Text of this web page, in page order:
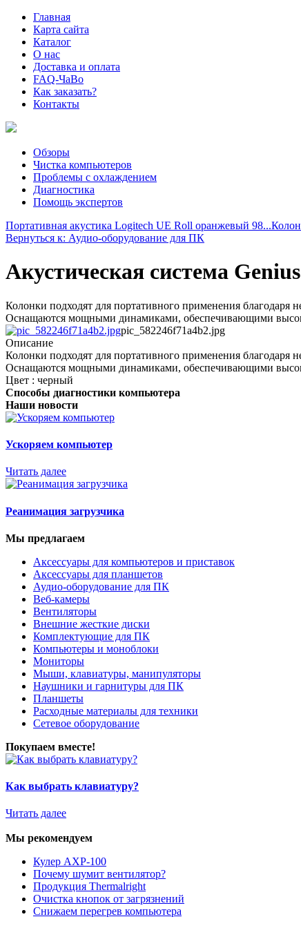
Главная
Карта сайта
Каталог
О нас
Доставка и оплата
FAQ-ЧаВо
Как заказать?
Контакты
Обзоры
Чистка компьютеров
Проблемы с охлаждением
Диагностика
Помощь экспертов
Портативная акустика Logitech UE Roll оранжевый 98...
Вернуться к: Аудио-оборудование для ПК
Акустическая система Genius
Колонки подходят для портативного применения благодаря
Оснащаются мощными динамиками, обеспечивающими
pic_582246f71a4b2.jpg
Описание
Колонки подходят для портативного применения благодаря
Оснащаются мощными динамиками, обеспечивающими
Цвет : черный
Способы диагностики компьютера
Наши новости
Ускоряем компьютер
Читать далее
Реанимация загрузчика
Мы предлагаем
Аксессуары для компьютеров и приставок
Аксессуары для планшетов
Аудио-оборудование для ПК
Веб-камеры
Вентиляторы
Внешние жесткие диски
Комплектующие для ПК
Компьютеры и моноблоки
Мониторы
Мыши, клавиатуры, манипуляторы
Наушники и гарнитуры для ПК
Планшеты
Расходные материалы для техники
Сетевое оборудование
Покупаем вместе!
Как выбрать клавиатуру?
Читать далее
Мы рекомендуем
Кулер AXP-100
Почему шумит вентилятор?
Продукция Thermalright
Очистка кнопок от загрязнений
Снижаем перегрев компьютера